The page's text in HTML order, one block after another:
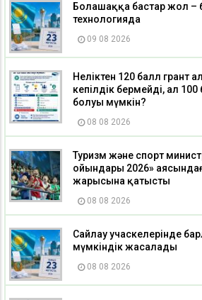
Болашаққа бастар жол –
технологияда
09 08 2026
Неліктен 120 балл грант
кепілдік бермейді, ал 100
болуы мүмкін?
08 08 2026
Туризм және спорт
ойындары 2026»
жарысына қатысты
08 08 2026
Сайлау учаскелерінде
мүмкіндік жасалады
08 08 2026